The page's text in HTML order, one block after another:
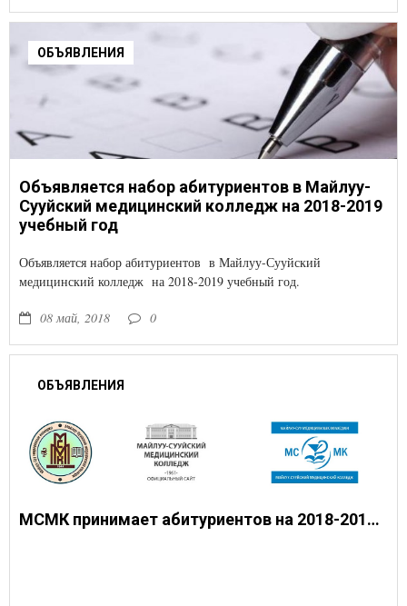
ОБЪЯВЛЕНИЯ
Объявляется набор абитуриентов в Майлуу-
Сууйский медицинский колледж на 2018-2019
учебный год
Объявляется набор абитуриентов в Майлуу-Сууйский
медицинский колледж на 2018-2019 учебный год.
08 май, 2018 0
ОБЪЯВЛЕНИЯ
МСМК принимает абитуриентов на 2018-2019 учебный год.